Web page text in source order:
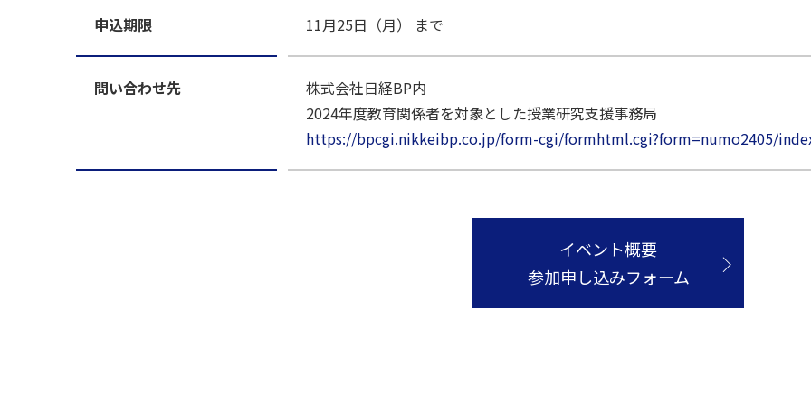
申込期限 11月25日（月） まで
問い合わせ先
株式会社日経BP内
2024年度教育関係者を対象とした授業研究支援事務局
https://bpcgi.nikkeibp.co.jp/form-cgi/formhtml.cgi?form=numo2405/
イベント概要
参加申し込みフォーム